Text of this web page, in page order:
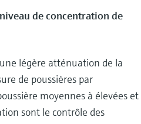
de concentration de
légère atténuation de la
de poussières par
moyennes à élevées et
sont le contrôle des